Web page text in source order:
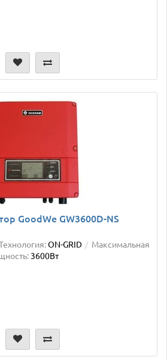
GoodWe GW3600D-NS
ON-GRID
Максимальная
3600Вт